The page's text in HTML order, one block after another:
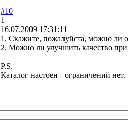
#10
1
16.07.2009 17:31:11
1. Скажите, пожалуйста, можно ли
2. Можно ли улучшить качество
P.S.
Каталог настоен - ограничений нет.